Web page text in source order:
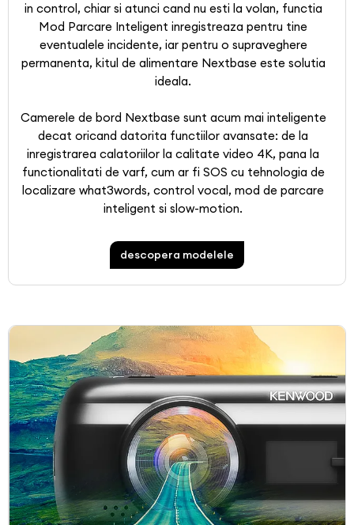
in control, chiar si atunci cand nu esti la volan, functia
Mod Parcare Inteligent inregistreaza pentru tine
eventualele incidente, iar pentru o supraveghere
permanenta, kitul de alimentare Nextbase este solutia
ideala.
Camerele de bord Nextbase sunt acum mai inteligente
decat oricand datorita functiilor avansate: de la
inregistrarea calatoriilor la calitate video 4K, pana la
functionalitati de varf, cum ar fi SOS cu tehnologia de
localizare what3words, control vocal, mod de parcare
inteligent si slow-motion.
descopera modelele